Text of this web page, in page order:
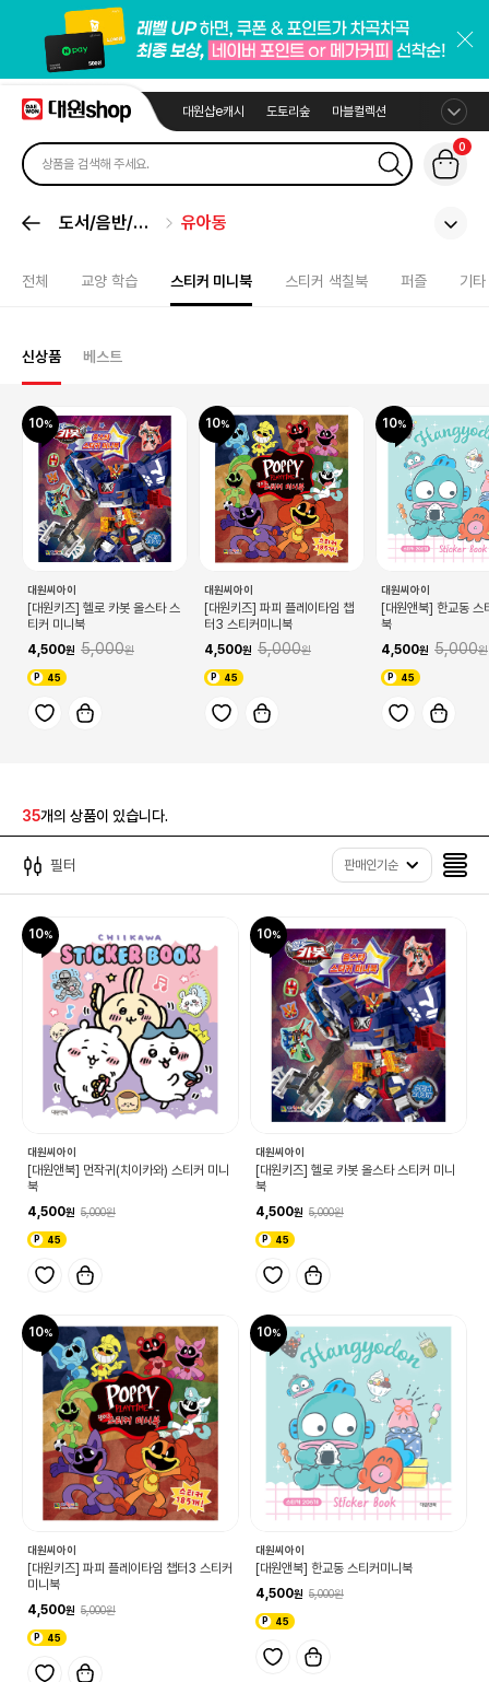
대원샵e캐시 도토리숲 마블컬렉션
0
도서/음반/취
유아동
전체 교양 학습 스티커 미니북 스티커 색칠북 퍼즐 기타
신상품 베스트
10
대원씨아이
[대원키즈] 헬로 카봇 올스타 스
티커 미니북
4,500
5,000
45
10
대원씨아이
[대원키즈] 파피 플레이타임 챕
터3 스티커미니북
4,500
5,000
45
10
대원씨아이
[대원앤북] 한교동 스
북
4,500
5,000
45
35개의 상품이 있습니다.
필터 판매인기순
10
대원씨아이
[대원앤북] 먼작귀(치이카와) 스티커 미니
북
4,500
5,000
45
10
대원씨아이
[대원키즈] 헬로 카봇 올스타 스티커 미니
북
4,500
5,000
45
10
대원씨아이
[대원키즈] 파피 플레이타임 챕터3 스티커
미니북
4,500
5,000
45
10
대원씨아이
[대원앤북] 한교동 스티커미니북
4,500
5,000
45